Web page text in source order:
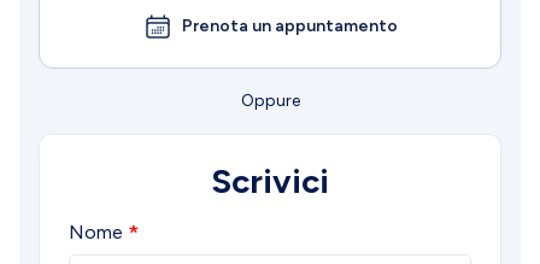
Prenota un appuntamento
Oppure
Scrivici
Nome